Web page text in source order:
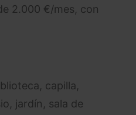
2.000 €/mes, con
capilla,
jardín, sala de